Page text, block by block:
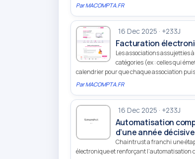
ParMACOMPTA.FR
16 Dec 2025 · +233J
Facturation
Les associations assujetties
catégories (ex : celles qui
calendrier pour que chaque association
ParMACOMPTA.FR
16 Dec 2025 · +233J
Automatisation
d’une année décisive
Chaintrust a franchi une
électronique et renforçant l’automatisation